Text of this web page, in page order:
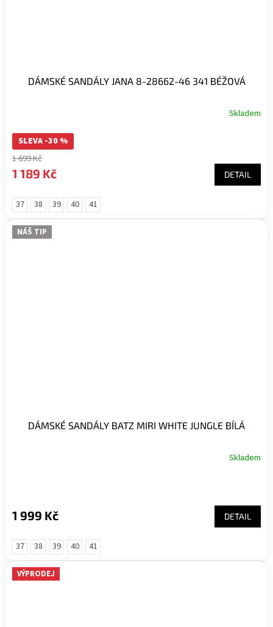
DÁMSKÉ SANDÁLY JANA 8-28662-46 341 BÉŽOVÁ
Skladem
SLEVA -30 %
1 699 Kč
1 189 Kč DETAIL
37 38 39 40 41
NÁŠ TIP
DÁMSKÉ SANDÁLY BATZ MIRI WHITE JUNGLE BÍLÁ
Skladem
1 999 Kč DETAIL
37 38 39 40 41
VÝPRODEJ